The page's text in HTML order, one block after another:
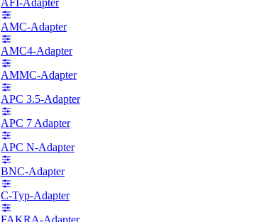
AMC-Adapter
AMC4-Adapter
AMMC-Adapter
APC 3.5-Adapter
APC 7 Adapter
APC N-Adapter
BNC-Adapter
C-Typ-Adapter
FAKRA-Adapter